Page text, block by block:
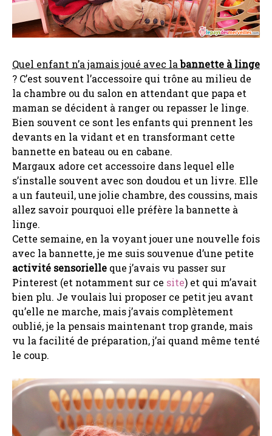
Quel enfant n’a jamais joué avec labannette à linge
? C’est souvent l’accessoire qui trône au milieu de
la chambre ou du salon en attendant que papa et
maman se décident à ranger ou repasser le linge.
Bien souvent ce sont les enfants qui prennent les
devants en la vidant et en transformant cette
bannette en bateau ou en cabane.
Margaux adore cet accessoire dans lequel elle
s’installe souvent avec son doudou et un livre. Elle
a un fauteuil, une jolie chambre, des coussins, mais
allez savoir pourquoi elle préfère la bannette à
linge.
Cette semaine, en la voyant jouer une nouvelle fois
avec la bannette, je me suis souvenue d’une petite
activité sensorielle que j’avais vu passer sur
Pinterest (et notamment sur ce site) et qui m’avait
bien plu. Je voulais lui proposer ce petit jeu avant
qu’elle ne marche, mais j’avais complètement
oublié, je la pensais maintenant trop grande, mais
vu la facilité de préparation, j’ai quand même tenté
le coup.